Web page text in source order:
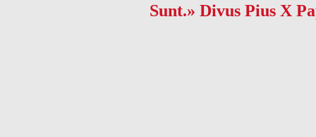
Sunt.» Divus Pius X